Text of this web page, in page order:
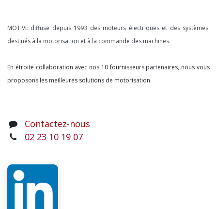
MOTIVE diffuse depuis 1993 des moteurs électriques et des systèmes
destinés à la motorisation et à la commande des machines.
En étroite collaboration avec nos 10 fournisseurs partenaires, nous vous
proposons les meilleures solutions de motorisation.
Contactez-nous
02 23 10 19 07